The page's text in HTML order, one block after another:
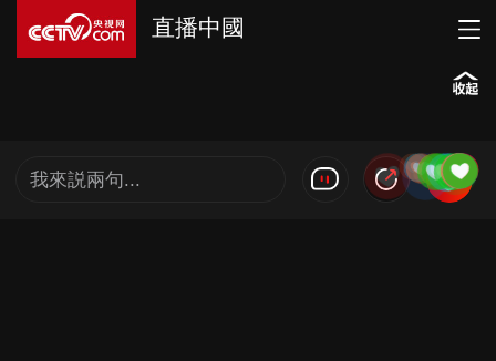
直播中國
我來説兩句...